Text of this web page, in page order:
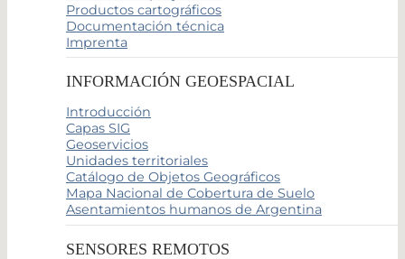
Productos cartográficos
Documentación técnica
Imprenta
INFORMACIÓN GEOESPACIAL
Introducción
Capas SIG
Geoservicios
Unidades territoriales
Catálogo de Objetos Geográficos
Mapa Nacional de Cobertura de Suelo
Asentamientos humanos de Argentina
SENSORES REMOTOS